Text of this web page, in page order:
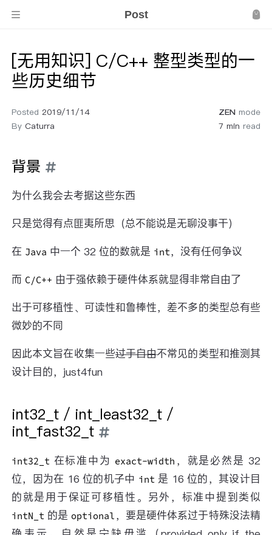
Post
[无用知识] C/C++ 整型类型的一
些历史细节
Posted 2019/11/14 ZEN mode
By Caturra 7 min read
背景
为什么我会去考据这些东西
只是觉得有点匪夷所思（总不能说是无聊没事干）
在 Java 中一个 32 位的数就是 int，没有任何争议
而 C/C++ 由于强依赖于硬件体系就显得非常自由了
出于可移植性、可读性和鲁棒性，差不多的类型总有些
微妙的不同
因此本文旨在收集一些过于自由不常见的类型和推测其
设计目的，just4fun
int32_t / int_least32_t /
int_fast32_t
int32_t 在标准中为 exact-width ，就是必然是 32
位，因为在 16 位的机子中 int是 16 位的，其设计目
的就是用于保证可移植性。另外，标准中提到类似
intN_t 的是 optional ，要是硬件体系过于特殊没法精